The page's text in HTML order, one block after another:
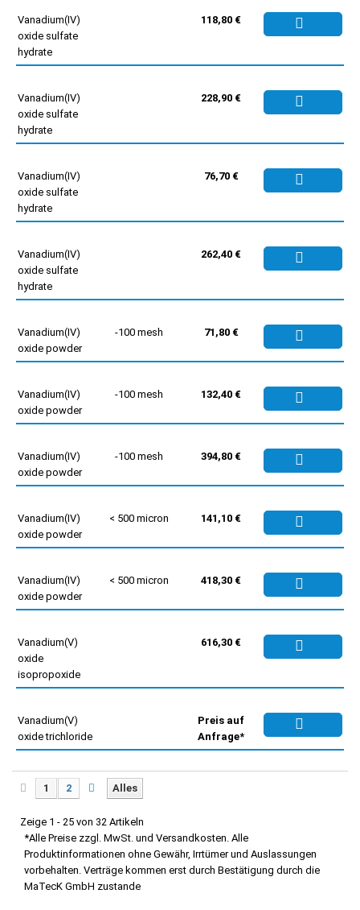
Vanadium(IV)
oxide sulfate
hydrate
118,80 €
Vanadium(IV)
oxide sulfate
hydrate
228,90 €
Vanadium(IV)
oxide sulfate
hydrate
76,70 €
Vanadium(IV)
oxide sulfate
hydrate
262,40 €
Vanadium(IV)
oxide powder
-100 mesh 71,80 €
Vanadium(IV)
oxide powder
-100 mesh 132,40 €
Vanadium(IV)
oxide powder
-100 mesh 394,80 €
Vanadium(IV)
oxide powder
< 500 micron 141,10 €
Vanadium(IV)
oxide powder
< 500 micron 418,30 €
Vanadium(V)
oxide
isopropoxide
616,30 €
Vanadium(V)
oxide trichloride
Preis auf
Anfrage*
Alles
1 2
Zeige 1 - 25 von 32 Artikeln
*Alle Preise zzgl. MwSt. und Versandkosten. Alle
Produktinformationen ohne Gewähr, Irrtümer und Auslassungen
vorbehalten. Verträge kommen erst durch Bestätigung durch die
MaTecK GmbH zustande